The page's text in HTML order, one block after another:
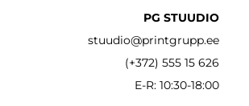
PG STUUDIO
stuudio@printgrupp.ee
(+372) 555 15 626
E-R: 10:30-18:00